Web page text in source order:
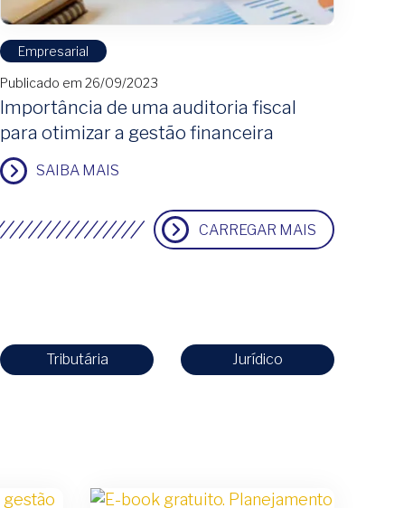
Empresarial
Publicado em 26/09/2023
Importância de uma auditoria fiscal
para otimizar a gestão financeira
SAIBA MAIS
CARREGAR MAIS
Tributária Jurídico